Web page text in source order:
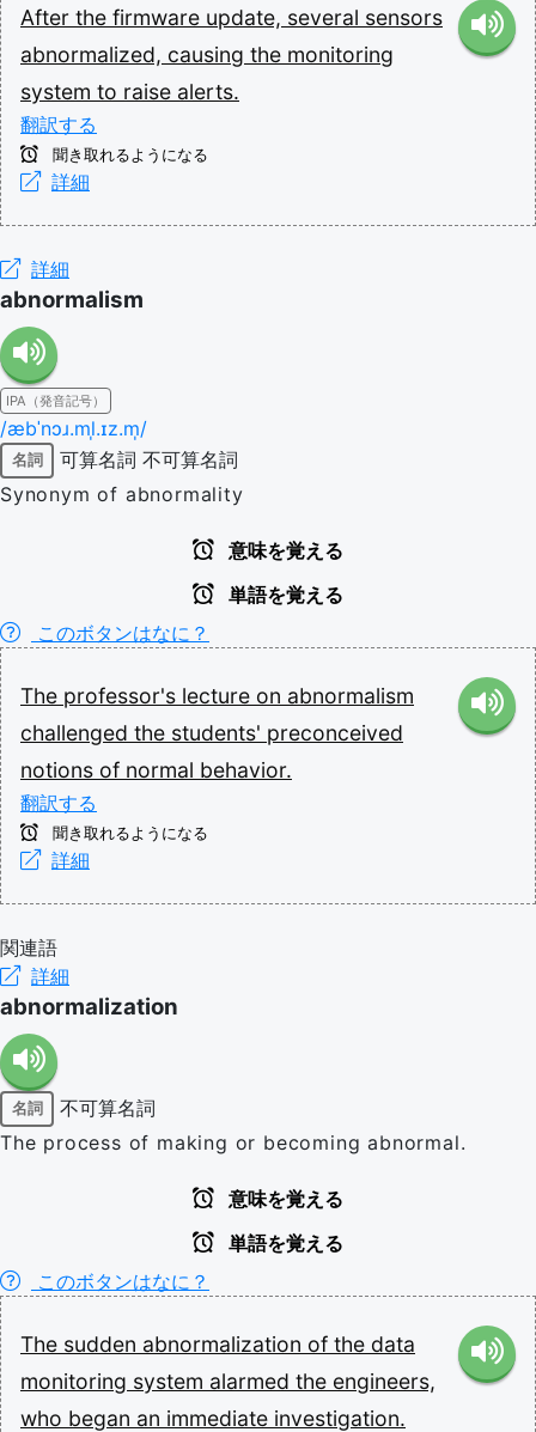
After the firmware update, several sensors
abnormalized, causing the monitoring
system to raise alerts.
翻訳する
聞き取れるようになる
詳細
詳細
abnormalism
IPA（発音記号）
/æbˈnɔɹ.ml̩.ɪz.m̩/
名詞 可算名詞 不可算名詞
Synonym of abnormality
意味を覚える
単語を覚える
このボタンはなに？
The professor's lecture on abnormalism
challenged the students' preconceived
notions of normal behavior.
翻訳する
聞き取れるようになる
詳細
関連語
詳細
abnormalization
名詞
不可算名詞
The process of making or becoming abnormal.
意味を覚える
単語を覚える
このボタンはなに？
The sudden abnormalization of the data
monitoring system alarmed the engineers,
who began an immediate investigation.